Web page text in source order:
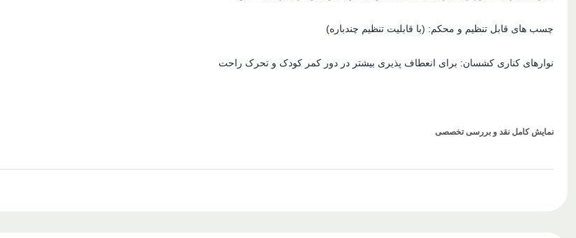
چسب های قابل تنظیم و محکم: (با قابلیت تنظیم چندباره)
نوارهای کناری کشسان: برای انعطاف پذیری بیشتر در دور کمر کودک و تحرک راحت
نمایش کامل نقد و بررسی تخصصی